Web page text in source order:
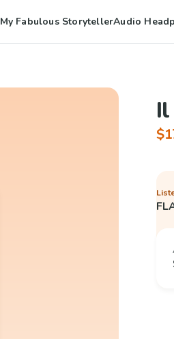
My Fabulous StorytellerAudio